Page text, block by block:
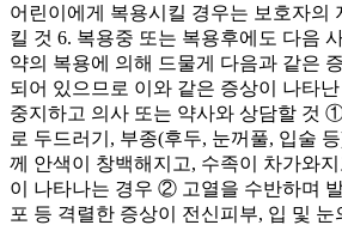
어린이에게 복용시킬 경우는 보호자의
킬 것 6. 복용중 또는 복용후에도 다음
약의 복용에 의해 드물게 다음과 같은
되어 있으므로 이와 같은 증상이 나타
중지하고 의사 또는 약사와 상담할 것
로 두드러기, 부종(후두, 눈꺼풀, 입술
께 안색이 창백해지고, 수족이 차가와
이 나타나는 경우 ② 고열을 수반하며
포 등 격렬한 증상이 전신피부, 입 및